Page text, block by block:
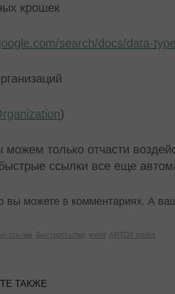
крошек
search/docs/data-
)
только отчасти
ссылки все еще
вы можете в комментариях. А
ссылки Быстроссылки webit ARTOX media
ТАКЖЕ